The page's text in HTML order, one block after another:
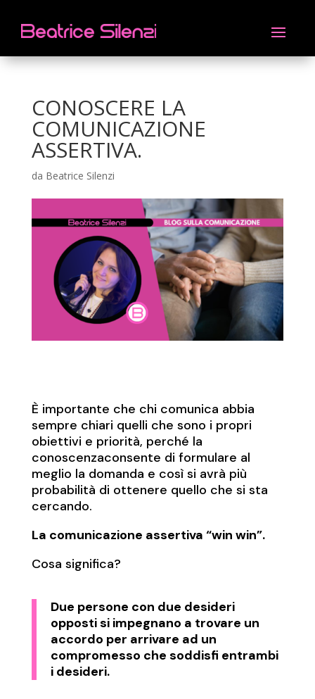
CONOSCERE LA
COMUNICAZIONE
ASSERTIVA.
da Beatrice Silenzi
È importante che chi comunica abbia
sempre chiari quelli che sono i propri
obiettivi e priorità, perché la
conoscenzaconsente di formulare al
meglio la domanda e così si avrà più
probabilità di ottenere quello che si sta
cercando.
La comunicazione assertiva “win win”.
Cosa significa?
Due persone con due desideri
opposti si impegnano a trovare un
accordo per arrivare ad un
compromesso che soddisfi entrambi
i desideri.